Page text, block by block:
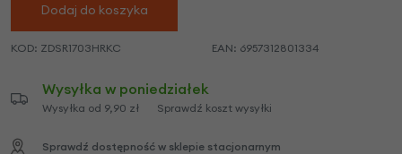
Dodaj do koszyka
KOD: ZDSR1703HRKC EAN: 6957312801334
Wysyłka w poniedziałek
Wysyłka od 9,90 zł Sprawdź koszt wysyłki
Sprawdź dostępność w sklepie stacjonarnym